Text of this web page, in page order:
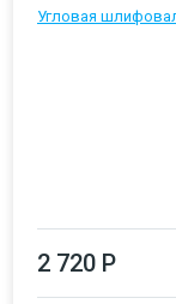
Угловая
2 720 Р